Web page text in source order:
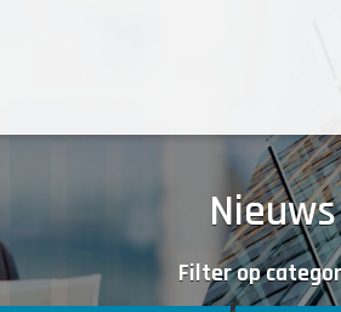
Nieuws
Filter op